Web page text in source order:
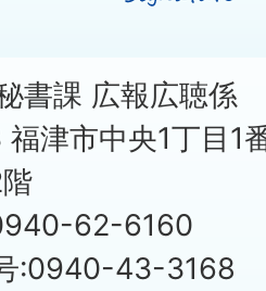
書課 広報広聴係
津市中央1丁目1
62-6160
:0940-43-3168